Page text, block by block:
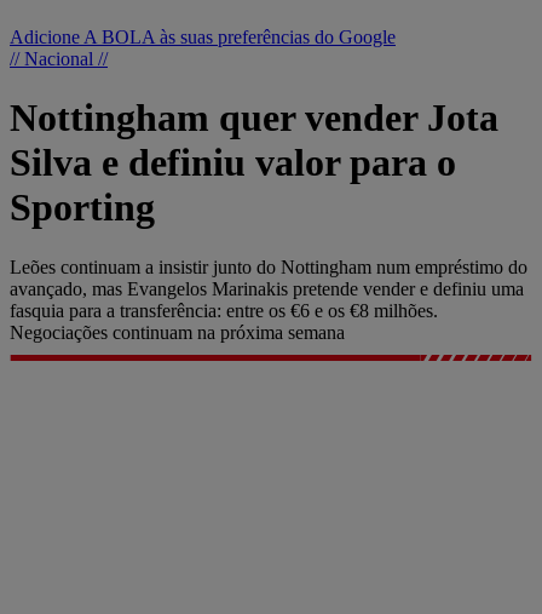
Adicione A BOLA às suas preferências do Google
// Nacional //
Nottingham quer vender Jota
Silva e definiu valor para o
Sporting
Leões continuam a insistir junto do Nottingham num empréstimo do
avançado, mas Evangelos Marinakis pretende vender e definiu uma
fasquia para a transferência: entre os €6 e os €8 milhões.
Negociações continuam na próxima semana